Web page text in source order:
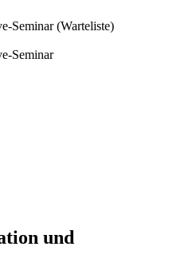
Seminar (Warteliste)
Seminar
und